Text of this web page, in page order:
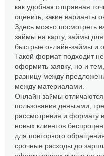
как удобная отправная
оценить, какие варианты
Здесь можно посмотреть
займы на карту, займы
быстрые онлайн-займы и
Такой формат подходит не
оформить заявку, но и
разницу между
между материалами.
Онлайн займы отличаются
пользования деньгами,
рассмотрения и
новых клиентов
для повторного
срочные расходы до